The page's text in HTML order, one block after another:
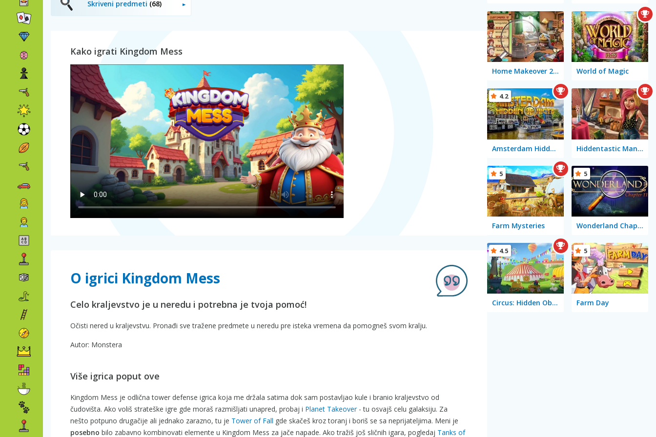
Skriveni predmeti (68)
Kako igrati Kingdom Mess
O igrici Kingdom Mess
Celo kraljevstvo je u neredu i potrebna je tvoja pomoć!
Očisti nered u kraljevstvu. Pronađi sve tražene predmete u neredu pre isteka vremena da pomogneš svom kralju.
Autor: Monstera
Više igrica poput ove
Kingdom Mess je odlična tower defense igrica koja me držala satima dok sam postavljao kule i branio kraljevstvo od
čudovišta. Ako voliš strateške igre gde moraš razmišljati unapred, probaj i Planet Takeover- tu osvajš celu galaksiju. Za
nešto potpuno drugačije ali jednako zarazno, tu je Tower of Fall gde skačeš kroz toranj i boriš se sa neprijateljima. Meni je
posebno bilo zabavno kombinovati elemente u Kingdom Mess za jače napade. Ako tražiš još sličnih igara, pogledaj Tanks of
Home Makeover 2 Hidden Object World of Magic
Amsterdam Hidden Objects
4.2
Hiddentastic Mansion
Farm Mysteries
5
Wonderland Chapter 11
5
Circus: Hidden Objects
4.5
Farm Day
5